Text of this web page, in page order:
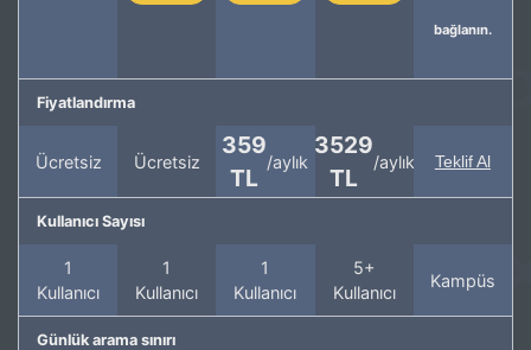
bağlanın.
Fiyatlandırma
Ücretsiz Ücretsiz
359
TL
/aylık
3529
TL
/aylık Teklif Al
Kullanıcı Sayısı
1
Kullanıcı
1
Kullanıcı
1
Kullanıcı
5+
Kullanıcı
Kampüs
Günlük arama sınırı